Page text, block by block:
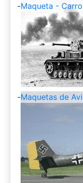
-Maqueta -
-Maquetas de